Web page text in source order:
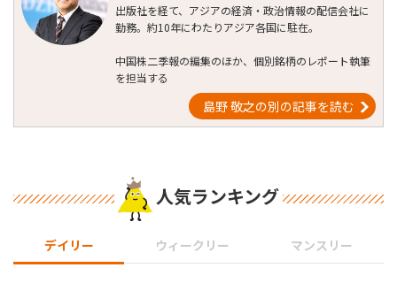
出版社を経て、アジアの経済・政治情報の配信会社に
勤務。約10年にわたりアジア各国に駐在。
中国株二季報の編集のほか、個別銘柄のレポート執筆
を担当する
島野 敬之の別の記事を読む
人気ランキング
デイリー ウィークリー マンスリー